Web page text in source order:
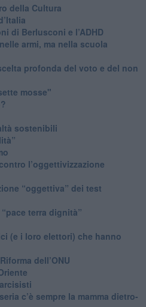
della Cultura
di Berlusconi e l’ADHD
armi, ma nella scuola
profonda del voto e del non
mosse"
sostenibili
l’oggettivizzazione
“oggettiva” dei test
terra dignità”
(e i loro elettori) che hanno
dell’ONU
c’è sempre la mamma dietro-